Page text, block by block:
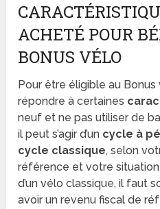
ACHETÉ POUR
BONUS VÉLO
Pour être éligible au
répondre à certaines
neuf et ne pas utiliser de
il peut s’agir d’un cycle à
cycle classique, selon
référence et votre
d’un vélo classique, il faut
avoir un revenu fiscal de